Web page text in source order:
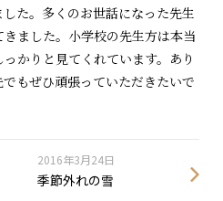
た。多くのお世話になった先生
ました。小学校の先生方は本当
かりと見てくれています。あり
もぜひ頑張っていただきたいで
2016年3月24日
季節外れの雪